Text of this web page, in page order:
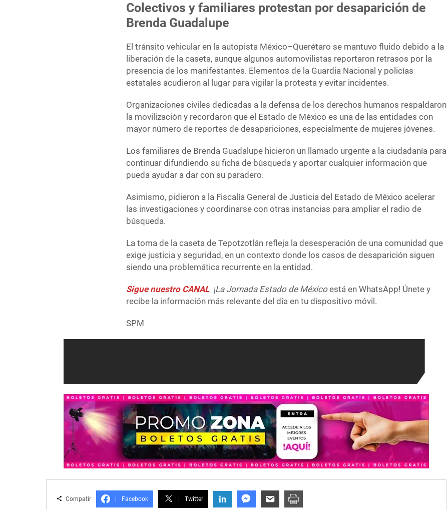
Colectivos y familiares protestan por desaparición de
Brenda Guadalupe
El tránsito vehicular en la autopista México–Querétaro se mantuvo fluido debido a la
liberación de la caseta, aunque algunos automovilistas reportaron retrasos por la
presencia de los manifestantes. Elementos de la Guardia Nacional y policías
estatales acudieron al lugar para vigilar la protesta y evitar incidentes.
Organizaciones civiles dedicadas a la defensa de los derechos humanos respaldaron
la movilización y recordaron que el Estado de México es una de las entidades con
mayor número de reportes de desapariciones, especialmente de mujeres jóvenes.
Los familiares de Brenda Guadalupe hicieron un llamado urgente a la ciudadanía para
continuar difundiendo su ficha de búsqueda y aportar cualquier información que
pueda ayudar a dar con su paradero.
Asimismo, pidieron a la Fiscalía General de Justicia del Estado de México acelerar
las investigaciones y coordinarse con otras instancias para ampliar el radio de
búsqueda.
La toma de la caseta de Tepotzotlán refleja la desesperación de una comunidad que
exige justicia y seguridad, en un contexto donde los casos de desaparición siguen
siendo una problemática recurrente en la entidad.
Sigue nuestro CANAL ¡La Jornada Estado de Méxicoestá en WhatsApp! Únete y
recibe la información más relevante del día en tu dispositivo móvil.
SPM
Compatir Facebook Twitter in